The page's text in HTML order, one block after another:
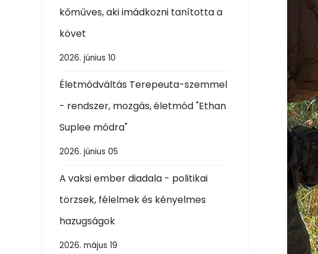
kőműves, aki imádkozni tanította a
követ
2026. június 10
Életmódváltás Terepeuta-szemmel
- rendszer, mozgás, életmód "Ethan
Suplee módra"
2026. június 05
A vaksi ember diadala - politikai
törzsek, félelmek és kényelmes
hazugságok
2026. május 19